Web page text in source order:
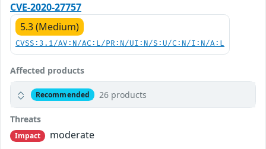
CVE-2020-27757
5.3 (Medium)
CVSS:3.1/AV:N/AC:L/PR:N/UI:N/S:U/C:N/I:N/A:L
Affected products
Recommended 26 products
Threats
Impact
moderate